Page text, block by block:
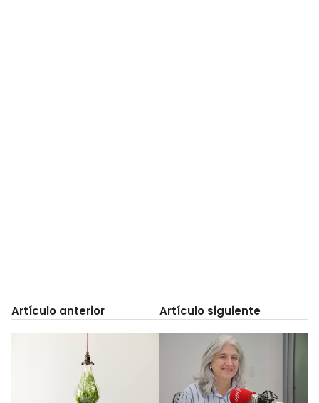
Artículo anterior Artículo siguiente